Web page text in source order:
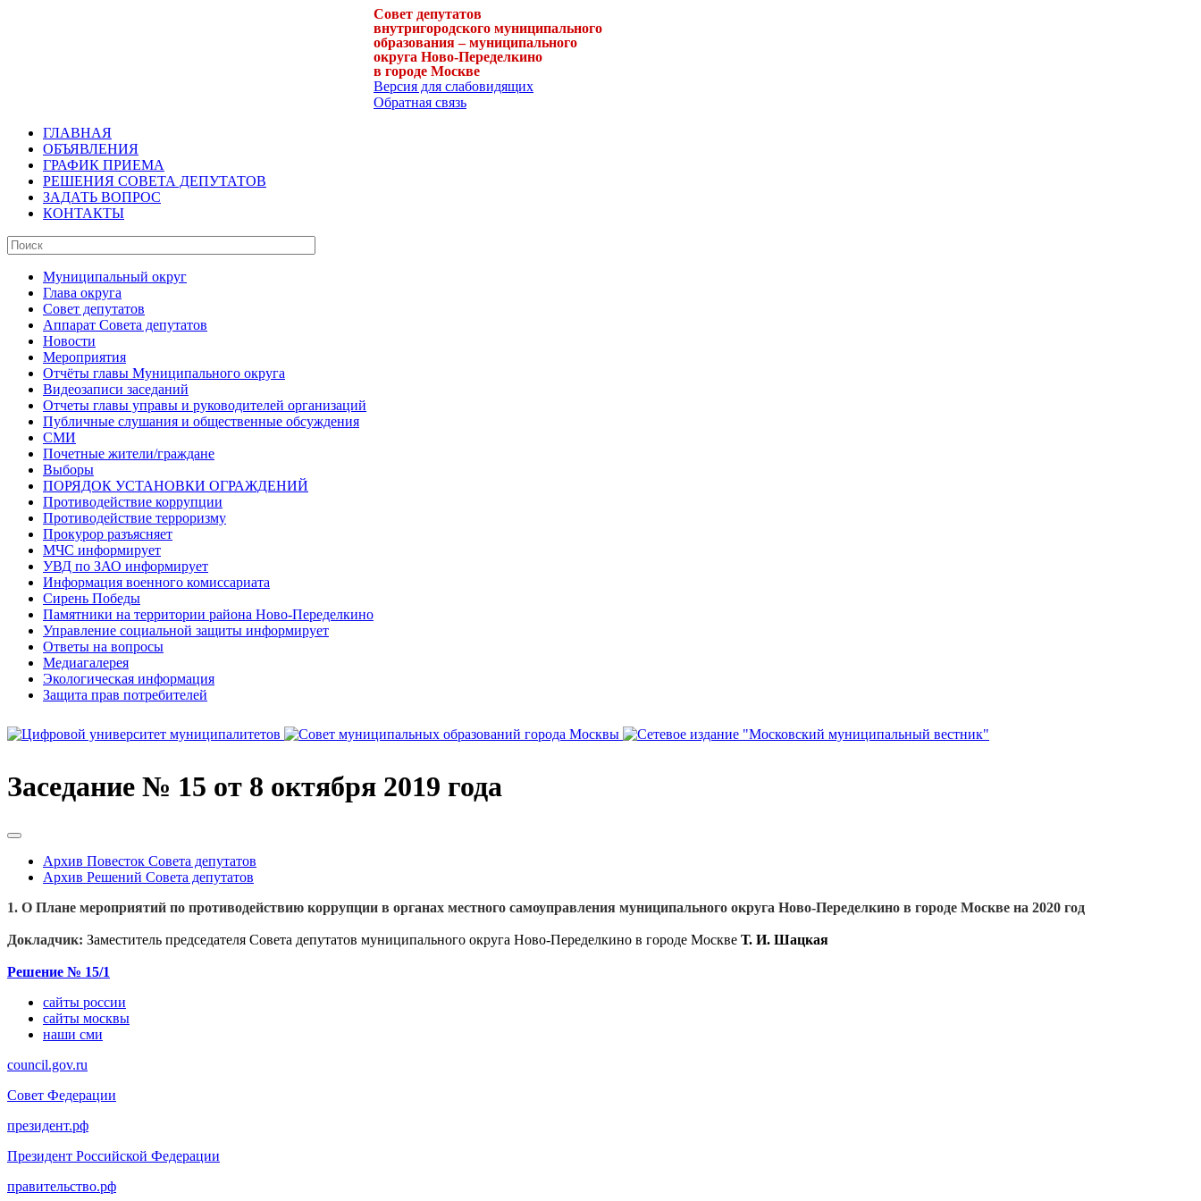
Совет депутатов
внутригородского муниципального
образования – муниципального
округа Ново-Переделкино
в городе Москве
Версия для слабовидящих
Обратная связь
ГЛАВНАЯ
ОБЪЯВЛЕНИЯ
ГРАФИК ПРИЕМА
РЕШЕНИЯ СОВЕТА ДЕПУТАТОВ
ЗАДАТЬ ВОПРОС
КОНТАКТЫ
Муниципальный округ
Глава округа
Совет депутатов
Аппарат Совета депутатов
Новости
Мероприятия
Отчёты главы Муниципального округа
Видеозаписи заседаний
Отчеты главы управы и руководителей организаций
Публичные слушания и общественные обсуждения
СМИ
Почетные жители/граждане
Выборы
ПОРЯДОК УСТАНОВКИ ОГРАЖДЕНИЙ
Противодействие коррупции
Противодействие терроризму
Прокурор разъясняет
МЧС информирует
УВД по ЗАО информирует
Информация военного комиссариата
Сирень Победы
Памятники на территории района Ново-Переделкино
Управление социальной защиты информирует
Ответы на вопросы
Медиагалерея
Экологическая информация
Защита прав потребителей
Заседание № 15 от 8 октября 2019 года
Архив Повесток Совета депутатов
Архив Решений Совета депутатов
1. О Плане мероприятий по противодействию коррупции в органах местного самоуправления муниципального округа Ново-Переделкино в городе Москве на 2020 год
Докладчик: Заместитель председателя Совета депутатов муниципального округа Ново-Переделкино в городе Москве Т. И. Шацкая
Решение № 15/1
сайты россии
сайты москвы
наши сми
council.gov.ru
Совет Федерации
президент.рф
Президент Российской Федерации
правительство.рф